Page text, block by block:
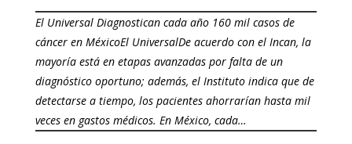
El Universal Diagnostican cada año 160 mil casos de
cáncer en MéxicoEl UniversalDe acuerdo con el Incan, la
mayoría está en etapas avanzadas por falta de un
diagnóstico oportuno; además, el Instituto indica que de
detectarse a tiempo, los pacientes ahorrarían hasta mil
veces en gastos médicos. En México, cada…